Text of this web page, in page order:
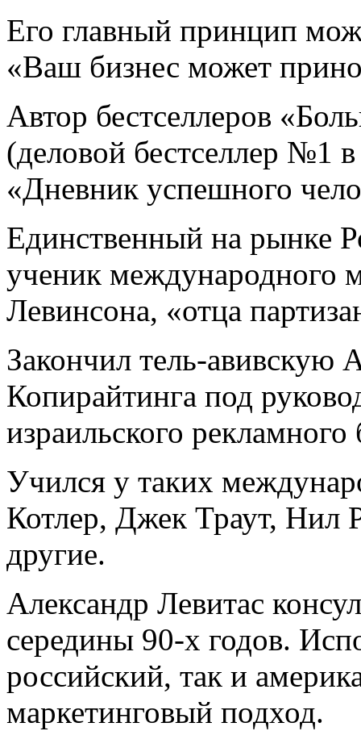
Его главный принцип
«Ваш бизнес может
Автор бестселлеров
(деловой бестселлер №1
«Дневник успешного
Единственный на рынке
ученик международного
Левинсона, «отца
Закончил тель-
Копирайтинга под
израильского рекламного
Учился у таких
Котлер, Джек Траут, Нил
другие.
Александр Левитас
середины 90-х годов.
российский, так и
маркетинговый подход.